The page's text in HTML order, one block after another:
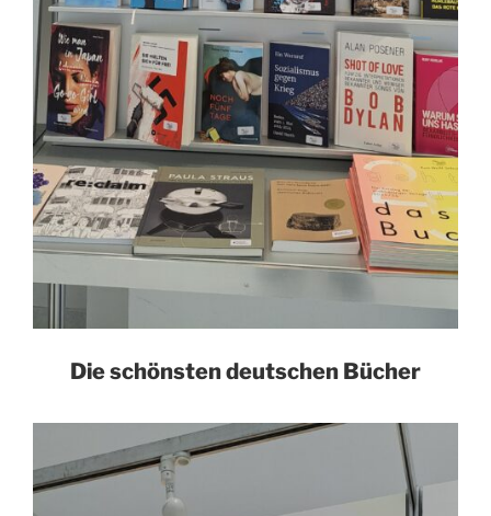
Die schönsten deutschen Bücher